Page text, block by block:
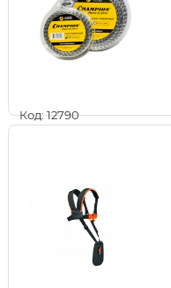
Код: 12790